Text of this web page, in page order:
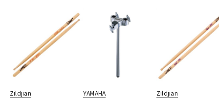
Zildjian
YAMAHA
Zildjian